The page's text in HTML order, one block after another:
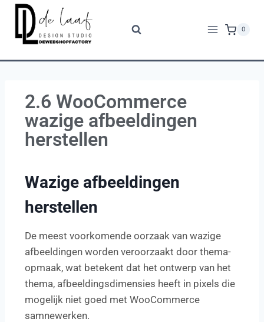
0
2.6 WooCommerce
wazige afbeeldingen
herstellen
Wazige afbeeldingen
herstellen
De meest voorkomende oorzaak van wazige
afbeeldingen worden veroorzaakt door thema-
opmaak, wat betekent dat het ontwerp van het
thema, afbeeldingsdimensies heeft in pixels die
mogelijk niet goed met WooCommerce
samnewerken.